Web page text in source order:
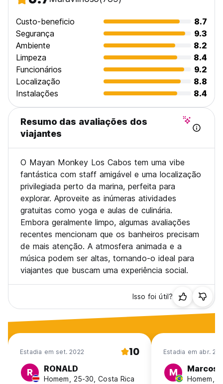
Custo-beneficio
8.7
Segurança
9.3
Ambiente
8.2
Limpeza
8.4
Funcionários
9.2
Localização
8.8
Instalações
8.4
Resumo das avaliações dos
viajantes
O Mayan Monkey Los Cabos tem uma vibe
fantástica com staff amigável e uma localização
privilegiada perto da marina, perfeita para
explorar. Aproveite as inúmeras atividades
gratuitas como yoga e aulas de culinária.
Embora geralmente limpo, algumas avaliações
recentes mencionam que os banheiros precisam
de mais atenção. A atmosfera animada e a
música podem ser altas, tornando-o ideal para
viajantes que buscam uma experiência social.
Isso foi útil?
Estadia em set. 2022 10
R RONALD
Homem, 25-30, Costa Rica
Estadia em abr.
M Marcos
Homem,